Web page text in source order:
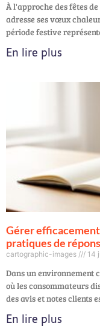
À l'approche des fêtes
adresse ses vœux
période festive
En lire plus
Gérer
pratiques de
cartographic-images 14
Dans un environnement
où les consommateurs
des avis et notes clients
En lire plus